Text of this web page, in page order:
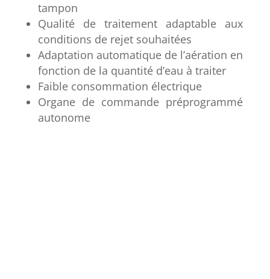
tampon
Qualité de traitement adaptable aux
conditions de rejet souhaitées
Adaptation automatique de l’aération en
fonction de la quantité d’eau à traiter
Faible consommation électrique
Organe de commande préprogrammé
autonome